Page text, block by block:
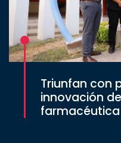
Triunfan con
innovación
farmacéutica